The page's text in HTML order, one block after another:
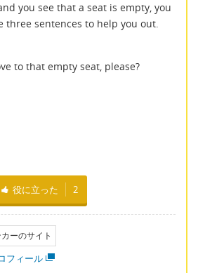
you see that a seat is empty, you
three sentences to help you out.
to that empty seat, please?
役に立った 2
ーのサイト
フィール